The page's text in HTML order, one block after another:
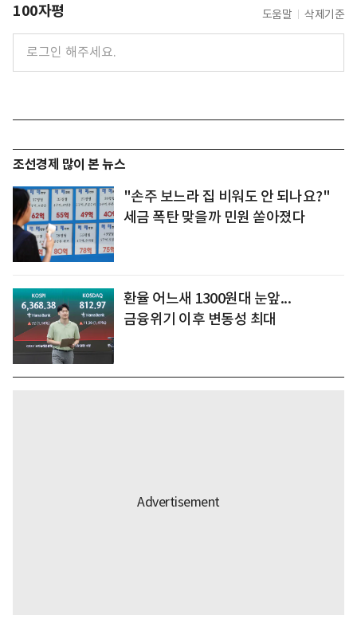
100자평 도움말 삭제기준
조선경제 많이 본 뉴스
"손주 보느라 집 비워도 안 되나요?"
세금 폭탄 맞을까 민원 쏟아졌다
환율 어느새 1300원대 눈앞...
금융위기 이후 변동성 최대